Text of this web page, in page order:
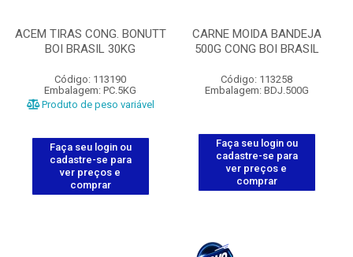
ACEM TIRAS CONG. BONUTT
BOI BRASIL 30KG
Código: 113190
Embalagem: PC.5KG
Produto de peso variável
Faça seu login ou
cadastre-se para
ver preços e
comprar
CARNE MOIDA BANDEJA
500G CONG BOI BRASIL
Código: 113258
Embalagem: BDJ.500G
Faça seu login ou
cadastre-se para
ver preços e
comprar